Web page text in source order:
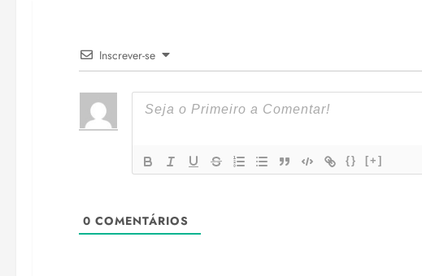
Inscrever-se
{} [+]
0 COMENTÁRIOS